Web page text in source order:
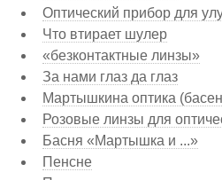
Оптический прибор для
Что втирает шулер
«безконтактные линзы»
За нами глаз да глаз
Мартышкина оптика
Розовые линзы для
Басня «Мартышка и ...»
Пенсне